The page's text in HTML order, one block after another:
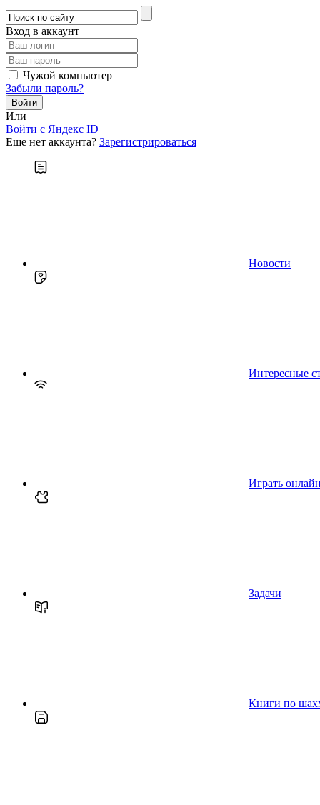
Вход в аккаунт
Чужой компьютер
Забыли пароль?
Или
Войти c Яндекс ID
Еще нет аккаунта? Зарегистрироваться
Новости
Интересные
Играть онлайн
Задачи
Книги по